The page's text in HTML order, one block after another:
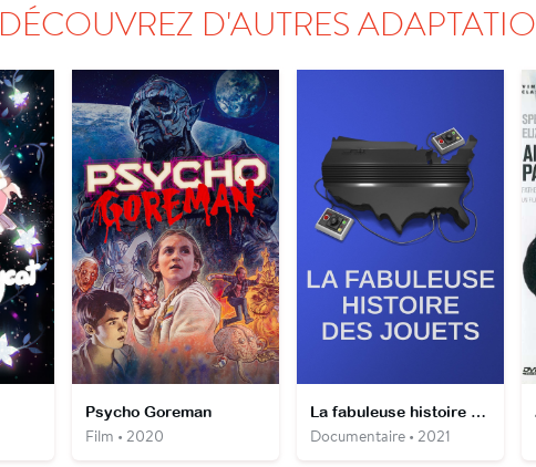
DÉCOUVREZ D'AUTRES
Psycho Goreman
Film • 2020
La fabuleuse histoire du jouet
Documentaire • 2021